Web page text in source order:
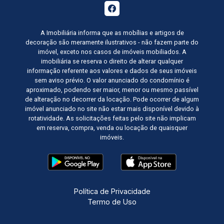
20
21
Aug/Fri
24
Aug/Mon
17:00
A Imobiliária informa que as mobílias e artigos de
decoração são meramente ilustrativos - não fazem parte do
imóvel, exceto nos casos de imóveis mobiliados. A
imobiliária se reserva o direito de alterar qualquer
informação referente aos valores e dados de seus imóveis
sem aviso prévio. O valor anunciado do condomínio é
aproximado, podendo ser maior, menor ou mesmo passível
de alteração no decorrer da locação. Pode ocorrer de algum
imóvel anunciado no site não estar mais disponível devido à
rotatividade. As solicitações feitas pelo site não implicam
em reserva, compra, venda ou locação de quaisquer
imóveis.
Política de Privacidade
Termo de Uso